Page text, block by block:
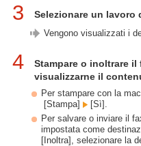
3 Selezionare un lavoro
Vengono visualizzati i
4
Stampare o inoltrare
visualizzarne il
Per stampare con la
[Stampa]
[Sì].
Per salvare o inviare il
impostata come
[Inoltra], selezionare la